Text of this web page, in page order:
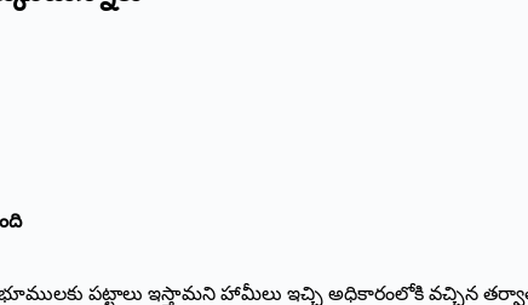
భూములకు పట్టాలు ఇస్తామని హామీలు ఇచ్చి అధికారంలోకి వచ్చిన